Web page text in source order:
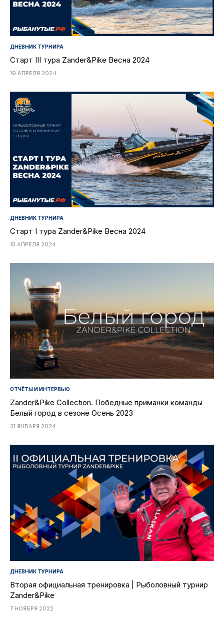
ДНЕВНИК ТУРНИРА
Старт III тура Zander&Pike Весна 2024
19 АПРЕЛЯ 2024
ДНЕВНИК ТУРНИРА
Старт I тура Zander&Pike Весна 2024
15 АПРЕЛЯ 2024
ОТЧЁТЫ И ИНТЕРВЬЮ
Zander&Pike Collection. Победные приманки команды
Белый город в сезоне Осень 2023
31 ЯНВАРЯ 2024
ДНЕВНИК ТУРНИРА
Вторая официальная тренировка | Рыболовный турнир
Zander&Pike
7 НОЯБРЯ 2022